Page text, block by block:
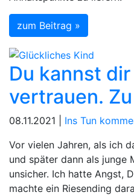
zum Beitrag »
Du kannst
vertrauen.
08.11.2021 | Ins Tun
Vor vielen Jahren, als ich
und später dann als junge
unsicher. Ich hatte Angst,
machte ein Riesending